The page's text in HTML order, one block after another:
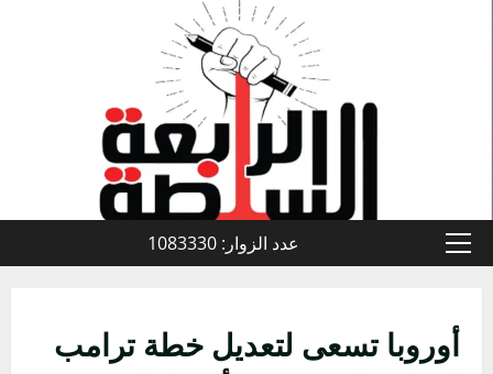
القائمة
عدد الزوار: 1083330
أوروبا تسعى لتعديل خطة ترامب